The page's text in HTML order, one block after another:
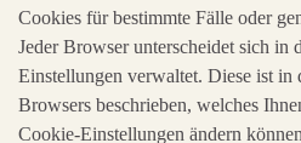
Cookies für bestimmte Fälle oder
Jeder Browser unterscheidet sich
Einstellungen verwaltet. Diese ist in
Browsers beschrieben, welches
Cookie-Einstellungen ändern